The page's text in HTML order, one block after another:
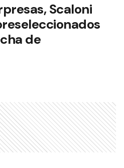
Scaloni
de